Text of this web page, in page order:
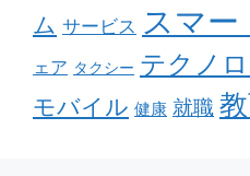
ム サービス スマー
ェア タクシー テクノ
モバイル 健康 就職